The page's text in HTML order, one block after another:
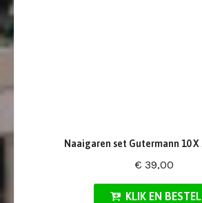
Naaigaren set Gutermann 10 X
€ 39,00
KLIK EN BESTEL